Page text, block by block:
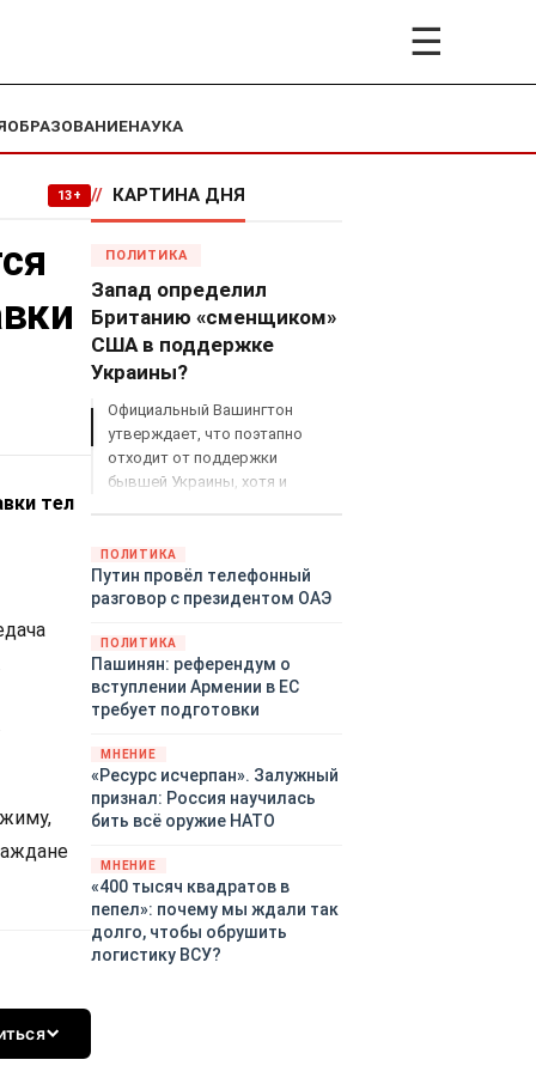
☰
ОБРАЗОВАНИЕНАУКА
13+
тел
// КАРТИНА ДНЯ
ПОЛИТИКА
Запад определил
Британию «сменщиком»
США в поддержке
Украины?
Официальный Вашингтон
утверждает, что поэтапно
отходит от поддержки
бывшей Украины, хотя и
закупленное ранее оружие.
Также американская
администрация скидывает на
киевского режима оружием,
которое стремится продавать
всем новым снабженцам.
Однако часто возникают
предположения о возможном
«сменщике» американцев на
этом позорном посту.
Рассмотрим, кто же рвётся на
ПОЛИТИКА
Путин провёл телефонный
разговор с президентом ОАЭ
ПОЛИТИКА
Пашинян: референдум о
вступлении Армении в ЕС
требует подготовки
МНЕНИЕ
«Ресурс исчерпан». Залужный
признал: Россия научилась
бить всё оружие НАТО
МНЕНИЕ
«400 тысяч квадратов в
пепел»: почему мы ждали так
долго, чтобы обрушить
логистику ВСУ?